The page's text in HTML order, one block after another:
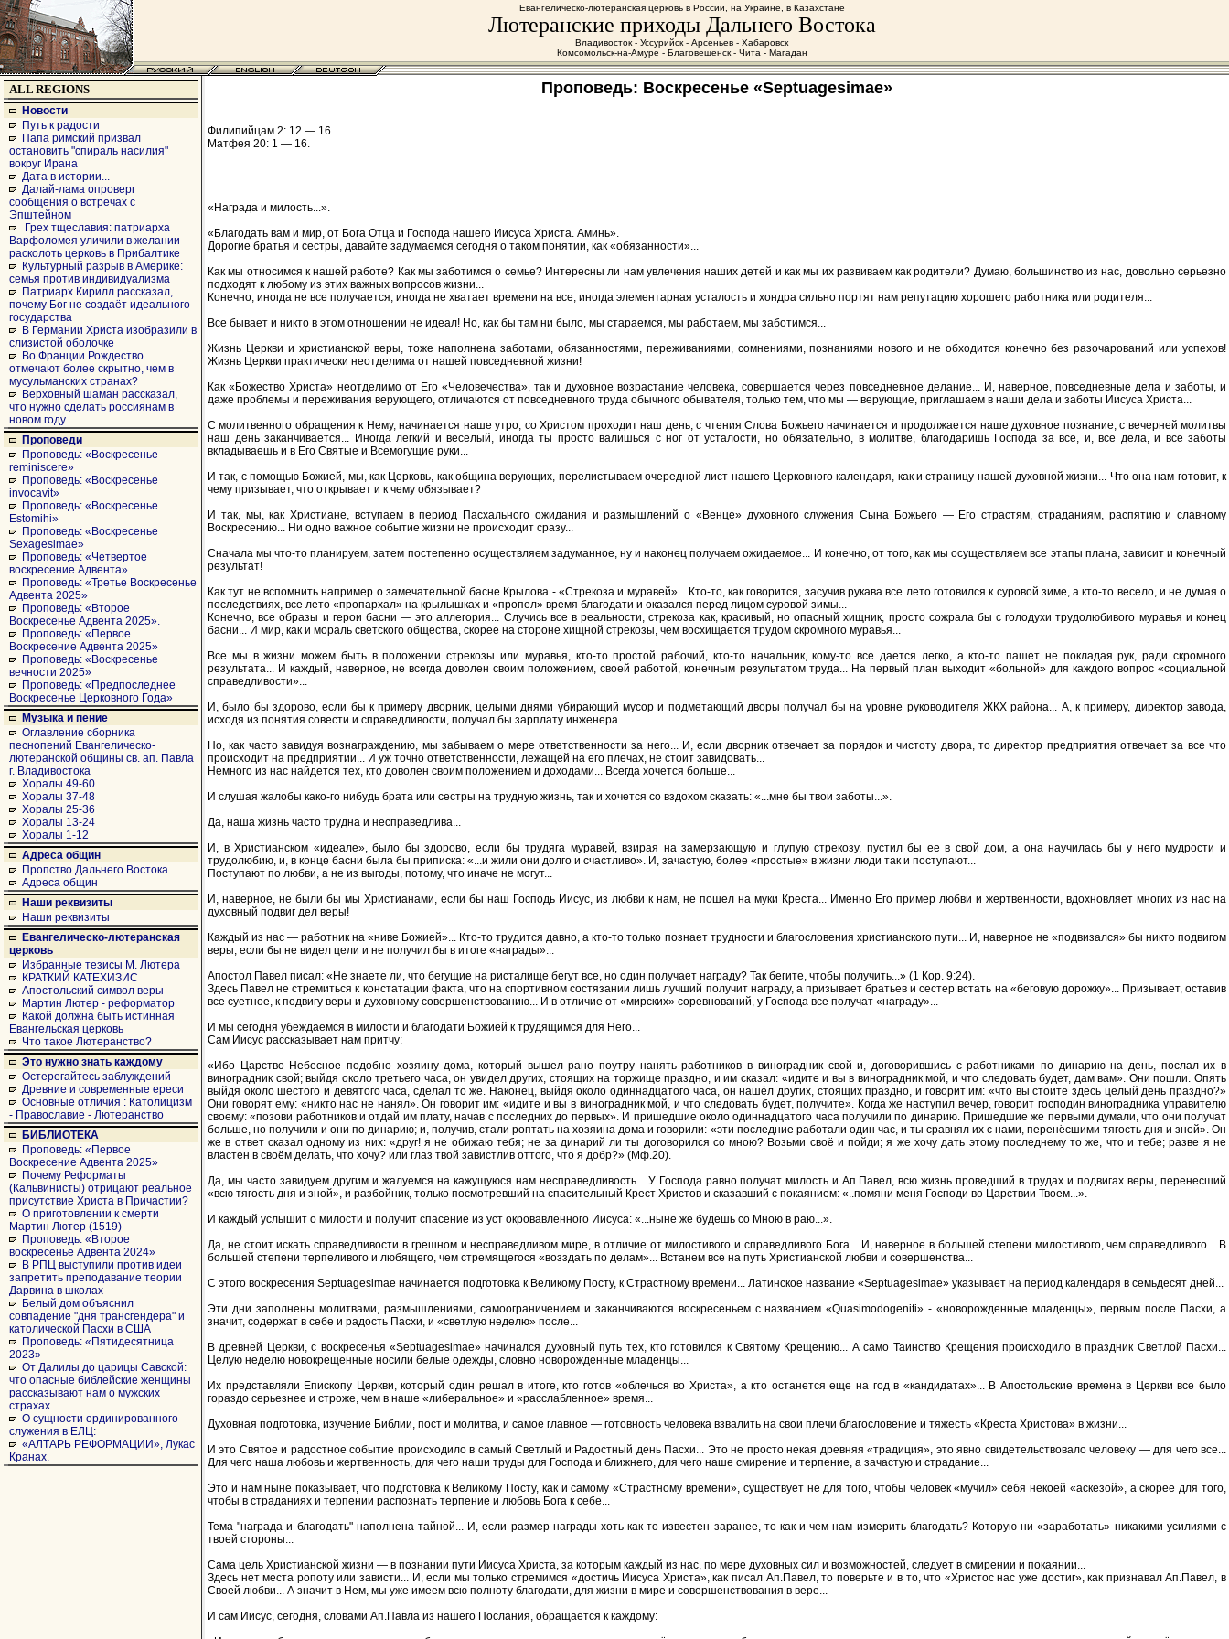
Евангелическо-лютеранская церковь в России, на Украине, в Казахстане
Лютеранские приходы Дальнего Востока
Владивосток - Уссурийск - Арсеньев - Хабаровск
Комсомольск-на-Амуре - Благовещенск - Чита - Магадан
ALL REGIONS
Новости
Путь к радости
Папа римский призвал
остановить "спираль насилия"
вокруг Ирана
Дата в истории...
Далай-лама опроверг
сообщения о встречах с
Эпштейном
Грех тщеславия: патриарха
Варфоломея уличили в желании
расколоть церковь в Прибалтике
Культурный разрыв в Америке:
семья против индивидуализма
Патриарх Кирилл рассказал,
почему Бог не создаёт идеального
государства
В Германии Христа изобразили в
слизистой оболочке
Во Франции Рождество
отмечают более скрытно, чем в
мусульманских странах?
Верховный шаман рассказал,
что нужно сделать россиянам в
новом году
Проповеди
Проповедь: «Воскресенье
reminiscere»
Проповедь: «Воскресенье
invocavit»
Проповедь: «Воскресенье
Estomihi»
Проповедь: «Воскресенье
Sexagesimae»
Проповедь: «Четвертое
воскресение Адвента»
Проповедь: «Третье Воскресенье
Адвента 2025»
Проповедь: «Второе
Воскресенье Адвента 2025».
Проповедь: «Первое
Воскресение Адвента 2025»
Проповедь: «Воскресенье
вечности 2025»
Проповедь: «Предпоследнее
Воскресенье Церковного Года»
Музыка и пение
Оглавление сборника
песнопений Евангелическо-
лютеранской общины св. ап. Павла
г. Владивостока
Хоралы 49-60
Хоралы 37-48
Хоралы 25-36
Хоралы 13-24
Хоралы 1-12
Адреса общин
Пропство Дальнего Востока
Адреса общин
Наши реквизиты
Наши реквизиты
Евангелическо-лютеранская
церковь
Избранные тезисы М. Лютера
КРАТКИЙ КАТЕХИЗИС
Апостольский символ веры
Мартин Лютер - реформатор
Какой должна быть истинная
Евангельская церковь
Что такое Лютеранство?
Это нужно знать каждому
Остерегайтесь заблуждений
Древние и современные ереси
Основные отличия : Католицизм
- Православие - Лютеранство
БИБЛИОТЕКА
Проповедь: «Первое
Воскресение Адвента 2025»
Почему Реформаты
(Кальвинисты) отрицают реальное
присутствие Христа в Причастии?
О приготовлении к смерти
Мартин Лютер (1519)
Проповедь: «Второе
воскресенье Адвента 2024»
В РПЦ выступили против идеи
запретить преподавание теории
Дарвина в школах
Белый дом объяснил
совпадение "дня трансгендера" и
католической Пасхи в США
Проповедь: «Пятидесятница
2023»
От Далилы до царицы Савской:
что опасные библейские женщины
рассказывают нам о мужских
страхах
О сущности ординированного
служения в ЕЛЦ:
«АЛТАРЬ РЕФОРМАЦИИ», Лукас
Кранах.
Проповедь: Воскресенье «Septuagesimae»
Филипийцам 2: 12 — 16.
Матфея 20: 1 — 16.
«Награда и милость...».
«Благодать вам и мир, от Бога Отца и Господа нашего Иисуса Христа. Аминь».
Дорогие братья и сестры, давайте задумаемся сегодня о таком понятии, как «обязанности»...
Как мы относимся к нашей работе? Как мы заботимся о семье? Интересны ли нам увлечения наших детей и как мы их развиваем как родители? Думаю, большинство из нас, довольно серьезно
подходят к любому из этих важных вопросов жизни...
Конечно, иногда не все получается, иногда не хватает времени на все, иногда элементарная усталость и хондра сильно портят нам репутацию хорошего работника или родителя...
Все бывает и никто в этом отношении не идеал! Но, как бы там ни было, мы стараемся, мы работаем, мы заботимся...
Жизнь Церкви и христианской веры, тоже наполнена заботами, обязанностями, переживаниями, сомнениями, познаниями нового и не обходится конечно без разочарований или успехов!
Жизнь Церкви практически неотделима от нашей повседневной жизни!
Как «Божество Христа» неотделимо от Его «Человечества», так и духовное возрастание человека, совершается через повседневное делание... И, наверное, повседневные дела и заботы, и
даже проблемы и переживания верующего, отличаются от повседневного труда обычного обывателя, только тем, что мы — верующие, приглашаем в наши дела и заботы Иисуса Христа...
С молитвенного обращения к Нему, начинается наше утро, со Христом проходит наш день, с чтения Слова Божьего начинается и продолжается наше духовное познание, с вечерней молитвы
наш день заканчивается... Иногда легкий и веселый, иногда ты просто валишься с ног от усталости, но обязательно, в молитве, благодаришь Господа за все, и, все дела, и все заботы
вкладываешь и в Его Святые и Всемогущие руки...
И так, с помощью Божией, мы, как Церковь, как община верующих, перелистываем очередной лист нашего Церковного календаря, как и страницу нашей духовной жизни... Что она нам готовит, к
чему призывает, что открывает и к чему обязывает?
И так, мы, как Христиане, вступаем в период Пасхального ожидания и размышлений о «Венце» духовного служения Сына Божьего — Его страстям, страданиям, распятию и славному
Воскресению... Ни одно важное событие жизни не происходит сразу...
Сначала мы что-то планируем, затем постепенно осуществляем задуманное, ну и наконец получаем ожидаемое... И конечно, от того, как мы осуществляем все этапы плана, зависит и конечный
результат!
Как тут не вспомнить например о замечательной басне Крылова - «Стрекоза и муравей»... Кто-то, как говорится, засучив рукава все лето готовился к суровой зиме, а кто-то весело, и не думая о
последствиях, все лето «пропархал» на крылышках и «пропел» время благодати и оказался перед лицом суровой зимы...
Конечно, все образы и герои басни — это аллегория... Случись все в реальности, стрекоза как, красивый, но опасный хищник, просто сожрала бы с голодухи трудолюбивого муравья и конец
басни... И мир, как и мораль светского общества, скорее на стороне хищной стрекозы, чем восхищается трудом скромного муравья...
Все мы в жизни можем быть в положении стрекозы или муравья, кто-то простой рабочий, кто-то начальник, кому-то все дается легко, а кто-то пашет не покладая рук, ради скромного
результата... И каждый, наверное, не всегда доволен своим положением, своей работой, конечным результатом труда... На первый план выходит «больной» для каждого вопрос «социальной
справедливости»...
И, было бы здорово, если бы к примеру дворник, целыми днями убирающий мусор и подметающий дворы получал бы на уровне руководителя ЖКХ района... А, к примеру, директор завода,
исходя из понятия совести и справедливости, получал бы зарплату инженера...
Но, как часто завидуя вознаграждению, мы забываем о мере ответственности за него... И, если дворник отвечает за порядок и чистоту двора, то директор предприятия отвечает за все что
происходит на предприятии... И уж точно ответственности, лежащей на его плечах, не стоит завидовать...
Немного из нас найдется тех, кто доволен своим положением и доходами... Всегда хочется больше...
И слушая жалобы како-го нибудь брата или сестры на трудную жизнь, так и хочется со вздохом сказать: «...мне бы твои заботы...».
Да, наша жизнь часто трудна и несправедлива...
И, в Христианском «идеале», было бы здорово, если бы трудяга муравей, взирая на замерзающую и глупую стрекозу, пустил бы ее в свой дом, а она научилась бы у него мудрости и
трудолюбию, и, в конце басни была бы приписка: «...и жили они долго и счастливо». И, зачастую, более «простые» в жизни люди так и поступают...
Поступают по любви, а не из выгоды, потому, что иначе не могут...
И, наверное, не были бы мы Христианами, если бы наш Господь Иисус, из любви к нам, не пошел на муки Креста... Именно Его пример любви и жертвенности, вдохновляет многих из нас на
духовный подвиг дел веры!
Каждый из нас — работник на «ниве Божией»... Кто-то трудится давно, а кто-то только познает трудности и благословения христианского пути... И, наверное не «подвизался» бы никто подвигом
веры, если бы не видел цели и не получил бы в итоге «награды»...
Апостол Павел писал: «Не знаете ли, что бегущие на ристалище бегут все, но один получает награду? Так бегите, чтобы получить...» (1 Кор. 9:24).
Здесь Павел не стремиться к констатации факта, что на спортивном состязании лишь лучший получит награду, а призывает братьев и сестер встать на «беговую дорожку»... Призывает, оставив
все суетное, к подвигу веры и духовному совершенствованию... И в отличие от «мирских» соревнований, у Господа все получат «награду»...
И мы сегодня убеждаемся в милости и благодати Божией к трудящимся для Него...
Сам Иисус рассказывает нам притчу:
«Ибо Царство Небесное подобно хозяину дома, который вышел рано поутру нанять работников в виноградник свой и, договорившись с работниками по динарию на день, послал их в
виноградник свой; выйдя около третьего часа, он увидел других, стоящих на торжище праздно, и им сказал: «идите и вы в виноградник мой, и что следовать будет, дам вам». Они пошли. Опять
выйдя около шестого и девятого часа, сделал то же. Наконец, выйдя около одиннадцатого часа, он нашёл других, стоящих праздно, и говорит им: «что вы стоите здесь целый день праздно?»
Они говорят ему: «никто нас не нанял». Он говорит им: «идите и вы в виноградник мой, и что следовать будет, получите». Когда же наступил вечер, говорит господин виноградника управителю
своему: «позови работников и отдай им плату, начав с последних до первых». И пришедшие около одиннадцатого часа получили по динарию. Пришедшие же первыми думали, что они получат
больше, но получили и они по динарию; и, получив, стали роптать на хозяина дома и говорили: «эти последние работали один час, и ты сравнял их с нами, перенёсшими тягость дня и зной». Он
же в ответ сказал одному из них: «друг! я не обижаю тебя; не за динарий ли ты договорился со мною? Возьми своё и пойди; я же хочу дать этому последнему то же, что и тебе; разве я не
властен в своём делать, что хочу? или глаз твой завистлив оттого, что я добр?» (Мф.20).
Да, мы часто завидуем другим и жалуемся на кажущуюся нам несправедливость... У Господа равно получат милость и Ап.Павел, всю жизнь проведший в трудах и подвигах веры, перенесший
«всю тягость дня и зной», и разбойник, только посмотревший на спасительный Крест Христов и сказавший с покаянием: «..помяни меня Господи во Царствии Твоем...».
И каждый услышит о милости и получит спасение из уст окровавленного Иисуса: «...ныне же будешь со Мною в раю...».
Да, не стоит искать справедливости в грешном и несправедливом мире, в отличие от милостивого и справедливого Бога... И, наверное в большей степени милостивого, чем справедливого... В
большей степени терпеливого и любящего, чем стремящегося «возздать по делам»... Встанем все на путь Христианской любви и совершенства...
С этого воскресения Septuagesimae начинается подготовка к Великому Посту, к Страстному времени... Латинское название «Septuagesimae» указывает на период календаря в семьдесят дней...
Эти дни заполнены молитвами, размышлениями, самоограничением и заканчиваются воскресеньем с названием «Quasimodogeniti» - «новорожденные младенцы», первым после Пасхи, а
значит, содержат в себе и радость Пасхи, и «светлую неделю» после...
В древней Церкви, с воскресенья «Septuagesimae» начинался духовный путь тех, кто готовился к Святому Крещению... А само Таинство Крещения происходило в праздник Светлой Пасхи...
Целую неделю новокрещенные носили белые одежды, словно новорожденные младенцы...
Их представляли Епископу Церкви, который один решал в итоге, кто готов «облечься во Христа», а кто останется еще на год в «кандидатах»... В Апостольские времена в Церкви все было
гораздо серьезнее и строже, чем в наше «либеральное» и «расслабленное» время...
Духовная подготовка, изучение Библии, пост и молитва, и самое главное — готовность человека взвалить на свои плечи благословение и тяжесть «Креста Христова» в жизни...
И это Святое и радостное событие происходило в самый Светлый и Радостный день Пасхи... Это не просто некая древняя «традиция», это явно свидетельствовало человеку — для чего все...
Для чего наша любовь и жертвенность, для чего наши труды для Господа и ближнего, для чего наше смирение и терпение, а зачастую и страдание...
Это и нам ныне показывает, что подготовка к Великому Посту, как и самому «Страстному времени», существует не для того, чтобы человек «мучил» себя некоей «аскезой», а скорее для того,
чтобы в страданиях и терпении распознать терпение и любовь Бога к себе...
Тема "награда и благодать" наполнена тайной... И, если размер награды хоть как-то известен заранее, то как и чем нам измерить благодать? Которую ни «заработать» никакими усилиями с
твоей стороны...
Сама цель Христианской жизни — в познании пути Иисуса Христа, за которым каждый из нас, по мере духовных сил и возможностей, следует в смирении и покаянии...
Здесь нет места ропоту или зависти... И, если мы только стремимся «достичь Иисуса Христа», как писал Ап.Павел, то поверьте и в то, что «Христос нас уже достиг», как признавал Ап.Павел, в
Своей любви... А значит в Нем, мы уже имеем всю полноту благодати, для жизни в мире и совершенствования в вере...
И сам Иисус, сегодня, словами Ап.Павла из нашего Послания, обращается к каждому: